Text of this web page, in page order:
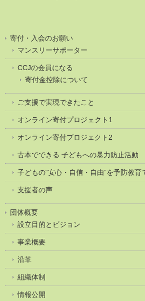
寄付・入会のお願い
マンスリーサポーター
CCJの会員になる
寄付金控除について
ご支援で実現できたこと
オンライン寄付プロジェクト1
オンライン寄付プロジェクト2
古本でできる 子どもへの暴力防止活動
子どもの“安心・自信・自由”を予防教育
支援者の声
団体概要
設立目的とビジョン
事業概要
沿革
組織体制
情報公開